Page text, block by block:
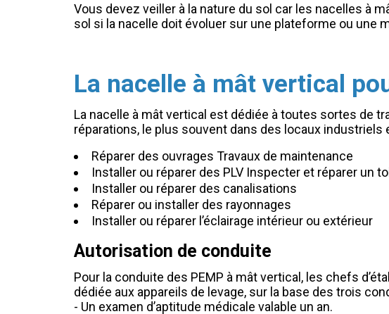
Vous devez veiller à la nature du sol car les nacelles à
sol si la nacelle doit évoluer sur une plateforme ou une
La nacelle à mât vertical
La nacelle à mât vertical est dédiée à toutes sortes de
réparations, le plus souvent dans des locaux industriels
Réparer des ouvrages Travaux de maintenance
Installer ou réparer des PLV Inspecter et réparer un
Installer ou réparer des canalisations
Réparer ou installer des rayonnages
Installer ou réparer l’éclairage intérieur ou extérieur
Autorisation de conduite
Pour la conduite des PEMP à mât vertical, les chefs
dédiée aux appareils de levage, sur la base des trois
- Un examen d’aptitude médicale valable un an.